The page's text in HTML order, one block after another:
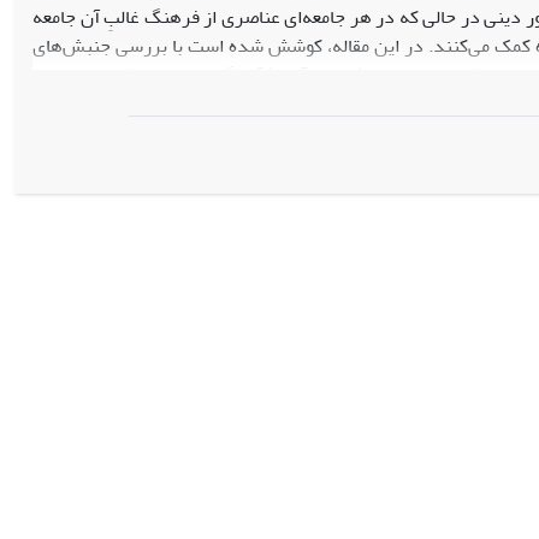
دینی در حالی که در هر جامعه‌ای عناصری از فرهنگ غالبِ آن جامعه
کمک می‌کنند. در این مقاله، کوشش شده است با بررسی جنبش‌های
شناسایی و دربارۀ مسیر آیندۀ آنها گمانه‌پردازی شود. برای این
استفاده شده است (فراتحلیل). درمان معنوی، تأکید بر
میراث‌های جنبش‌های پیشگام بر رشد گروه‌های نوپدید معنوی